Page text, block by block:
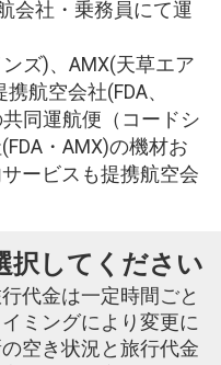
会社・乗務員にて運
ズ)、AMX(天草エア
航空会社(FDA、
同運航便（コードシ
・AMX)の機材お
ービスも提携航空会
択してください
代金は一定時間ごと
ミングにより変更に
空き状況と旅行代金